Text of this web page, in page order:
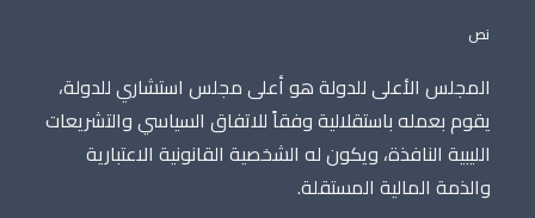
نص
المجلس الأعلى للدولة هو أعلى مجلس استشاري للدولة،
يقوم بعمله باستقلالية وفقاً للاتفاق السياسي والتشريعات
الليبية النافذة، ويكون له الشخصية القانونية الاعتبارية
والذمة المالية المستقلة.